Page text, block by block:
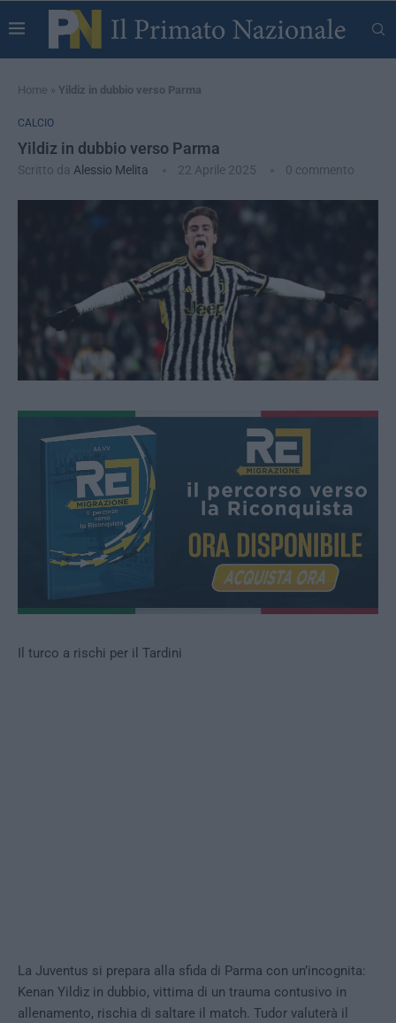
Home » Yildiz in dubbio verso Parma
CALCIO
Yildiz in dubbio verso Parma
Scritto da Alessio Melita 22 Aprile 2025 0 commento
Il turco a rischi per il Tardini
La Juventus si prepara alla sfida di Parma con un’incognita:
Kenan Yildiz in dubbio, vittima di un trauma contusivo in
allenamento, rischia di saltare il match. Tudor valuterà il